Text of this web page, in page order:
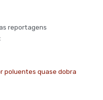
reportagens
poluentes quase dobra